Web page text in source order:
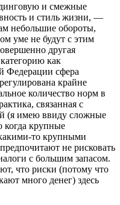
и смежные
и стиль жизни, —
небольшие обороты,
уме не будут с этим
другая
как
Федерации сфера
крайне
количество норм в
связанная с
(я имею ввиду сложные
когда крупные
то крупными
не рисковать
с большим запасом.
что риски (потому что
много денег) здесь